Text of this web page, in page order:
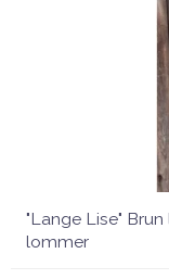
"Lange Lise"
lommer